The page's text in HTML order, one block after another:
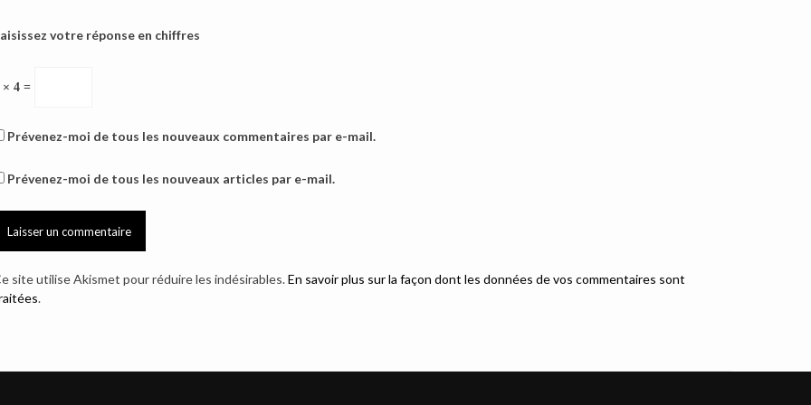
votre réponse en chiffres
× 4 =
Prévenez-moi de tous les nouveaux commentaires par e-mail.
Prévenez-moi de tous les nouveaux articles par e-mail.
site utilise Akismet pour réduire les indésirables.En savoir plus sur la façon dont les données de vos commentaires sont
.